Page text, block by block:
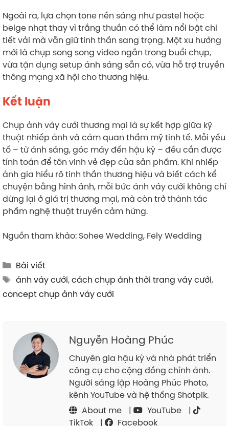
Ngoài ra, lựa chọn tone nền sáng như pastel hoặc
beige nhạt thay vì trắng thuần có thể làm nổi bật chi
tiết vải mà vẫn giữ tinh thần sang trọng. Một xu hướng
mới là chụp song song video ngắn trong buổi chụp,
vừa tận dụng setup ánh sáng sẵn có, vừa hỗ trợ truyền
thông mạng xã hội cho thương hiệu.
Kết luận
Chụp ảnh váy cưới thương mại là sự kết hợp giữa kỹ
thuật nhiếp ảnh và cảm quan thẩm mỹ tinh tế. Mỗi yếu
tố – từ ánh sáng, góc máy đến hậu kỳ – đều cần được
tính toán để tôn vinh vẻ đẹp của sản phẩm. Khi nhiếp
ảnh gia hiểu rõ tinh thần thương hiệu và biết cách kể
chuyện bằng hình ảnh, mỗi bức ảnh váy cưới không chỉ
dừng lại ở giá trị thương mại, mà còn trở thành tác
phẩm nghệ thuật truyền cảm hứng.
Nguồn tham khảo: Sohee Wedding, Fely Wedding
Categories
Bài viết
Tags
ảnh váy cưới,cách chụp ảnh thời trang váy cưới,
concept chụp ảnh váy cưới
Nguyễn Hoàng Phúc
Chuyên gia hậu kỳ và nhà phát triển
công cụ cho cộng đồng chỉnh ảnh.
Người sáng lập Hoàng Phúc Photo,
kênh YouTube và hệ thống Shotpik.
About me
| YouTube
|
TikTok
| Facebook